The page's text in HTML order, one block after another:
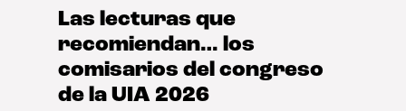
Las lecturas que
recomiendan… los
comisarios del congreso
de la UIA 2026